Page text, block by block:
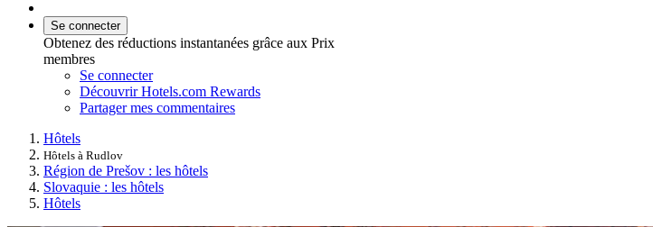
Se connecter
Obtenez des réductions instantanées grâce aux Prix
membres
Se connecter
Découvrir Hotels.com Rewards
Partager mes commentaires
Hôtels
Hôtels à Rudlov
Région de Prešov : les hôtels
Slovaquie : les hôtels
Hôtels